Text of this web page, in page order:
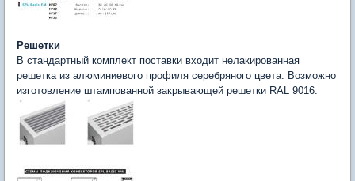
Решетки
В стандартный комплект поставки входит нелакированная
решетка из алюминиевого профиля серебряного цвета. Возможно
изготовление штампованной закрывающей решетки RAL 9016.